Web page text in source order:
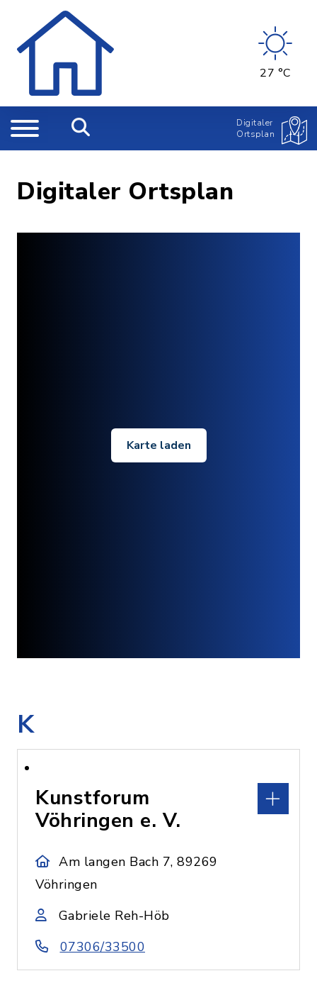
27 °C
Digitaler
Ortsplan
Digitaler Ortsplan
Karte laden
K
Kunstforum
Vöhringen e. V.
Am langen Bach 7, 89269
Vöhringen
Gabriele Reh-Höb
07306/33500